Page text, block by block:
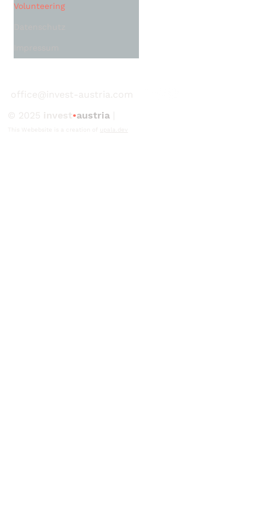
Volunteering
office@invest-austria.com
© 2025 invest•austria
This Webebsite is a creation of upala.dev